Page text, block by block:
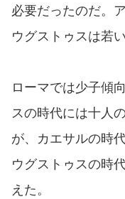
必要だったのだ。
ウグストゥスは若
ローマでは少子傾
スの時代には十人
が、カエサルの時
ウグストゥスの時
えた。